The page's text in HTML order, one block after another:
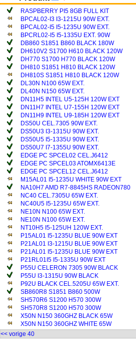
RASPBERRY PI5 8GB FULL KIT
BPCAL02-I3 I3-1215U 90W EXT.
BPCAL02-I5 I5-1235U 90W EXT.
BPCRL02-I5 I5-1335U EXT. 90W
DB860 S1851 B860 BLACK 180W
DH610V2 S1700 H610 BLACK 120W
DH770 S1700 H770 BLACK 120W
DH810 S1851 H810 BLACK 120W
DH810S S1851 H810 BLACK 120W
DL30N N100 65W EXT.
DL40N N150 65W EXT.
DN11H5 INTEL U5-125H 120W EXT
DN11H7 INTEL U7-155H 120W EXT
DN11H9 INTEL U9-185H 120W EXT
DS50U CEL.7305 90W EXT.
DS50U3 I3-1315U 90W EXT.
DS50U5 I5-1335U 90W EXT.
DS50U7 I7-1355U 90W EXT.
EDGE PC SPCEL02 CEL.J6412
EDGE PC SPCEL03 ATOMX6413E
EDGE PC SPCEL12 CEL.J6412
M15AL01 I5-1235U WHITE 90W EXT
NA10H7 AMD R7-8845HS RADEON780
NC40 CEL.7305U 65W EXT.
NC40U5 I5-1235U 65W EXT.
NE10N N100 65W EXT.
NE10N N100 65W EXT.
NT10H5 I5-125UH 120W EXT.
P15AL01 I5-1235U BLUE 90W EXT
P21AL01 I3-1215U BLUE 90W EXT
P21AL01 I5-1235U BLUE 90W EXT
P21RL01I5 I5-1335U 90W EXT
P55U CELERON 7305 90W BLACK
P55U I3-1315U 90W BLACK
P92U BLACK CEL.5205U 65W EXT.
SB860R8 S1851 B860 500W
SH570R6 S1200 H570 300W
SH570R8 S1200 H570 300W
X50N N150 360GHZ BLACK 65W
X50N N150 360GHZ WHITE 65W
<< vorige 40